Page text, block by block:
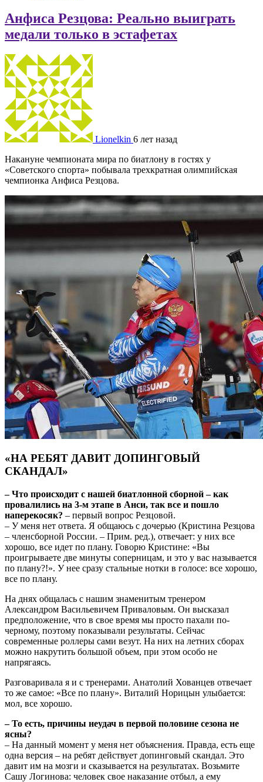
Анфиса Резцова: Реально выиграть
медали только в эстафетах
Lionelkin 6 лет назад
Накануне чемпионата мира по биатлону в гостях у
«Советского спорта» побывала трехкратная олимпийская
чемпионка Анфиса Резцова.
«НА РЕБЯТ ДАВИТ ДОПИНГОВЫЙ
СКАНДАЛ»
– Что происходит с нашей биатлонной сборной – как
провалились на 3-м этапе в Анси, так все и пошло
наперекосяк? – первый вопрос Резцовой.
– У меня нет ответа. Я общаюсь с дочерью (Кристина Резцова
– членсборной России. – Прим. ред.), отвечает: у них все
хорошо, все идет по плану. Говорю Кристине: «Вы
проигрываете две минуты соперницам, и это у вас называется
по плану?!». У нее сразу стальные нотки в голосе: все хорошо,
все по плану.
На днях общалась с нашим знаменитым тренером
Александром Васильевичем Приваловым. Он высказал
предположение, что в свое время мы просто пахали по-
черному, поэтому показывали результаты. Сейчас
современные роллеры сами везут. На них на летних сборах
можно накрутить большой объем, при этом особо не
напрягаясь.
Разговаривала я и с тренерами. Анатолий Хованцев отвечает
то же самое: «Все по плану». Виталий Норицын улыбается:
мол, все хорошо.
– То есть, причины неудач в первой половине сезона не
ясны?
– На данный момент у меня нет объяснения. Правда, есть еще
одна версия – на ребят действует допинговый скандал. Это
давит им на мозги и сказывается на результатах. Возьмите
Сашу Логинова: человек свое наказание отбыл, а ему